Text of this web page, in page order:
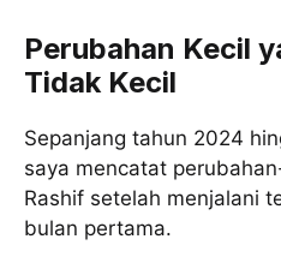
Perubahan Kecil
Tidak Kecil
Sepanjang tahun 2024
saya mencatat
Rashif setelah menjalani
bulan pertama.